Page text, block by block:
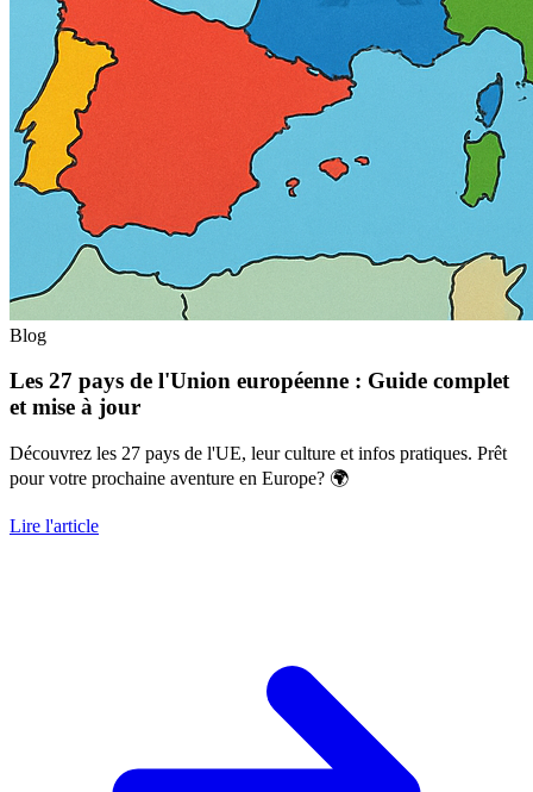
Blog
Les 27 pays de l'Union européenne : Guide complet
et mise à jour
Découvrez les 27 pays de l'UE, leur culture et infos pratiques. Prêt
pour votre prochaine aventure en Europe? 🌍
Lire l'article